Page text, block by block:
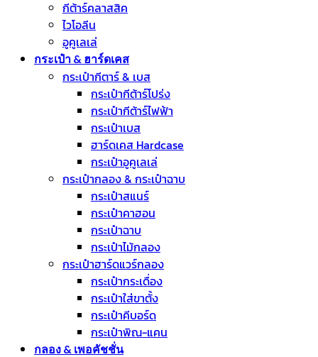
กีต้าร์คลาสสิค
ไวโอลีน
อูคูเลเล่
กระเป๋า & ฮาร์ดเคส
กระเป๋ากีตาร์ & เบส
กระเป๋ากีต้าร์โปร่ง
กระเป๋ากีต้าร์ไฟฟ้า
กระเป๋าเบส
ฮาร์ดเคส Hardcase
กระเป๋าอูคูเลเล่
กระเป๋ากลอง & กระเป๋าฉาบ
กระเป๋าสแนร์
กระเป๋าคาฮอน
กระเป๋าฉาบ
กระเป๋าไม้กลอง
กระเป๋าฮาร์ดแวร์กลอง
กระเป๋ากระเดื่อง
กระเป๋าใส่ขาตั้ง
กระเป๋าคีบอร์ด
กระเป๋าพิณ-แคน
กลอง & เพอคัชชั่น